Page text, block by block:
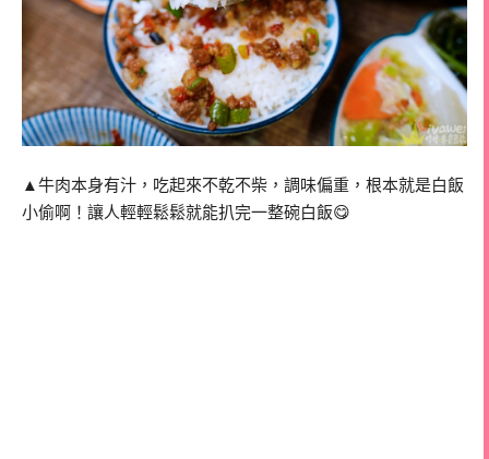
▲牛肉本身有汁，吃起來不乾不柴，調味偏重，根本就是白飯
小偷啊！讓人輕輕鬆鬆就能扒完一整碗白飯😋